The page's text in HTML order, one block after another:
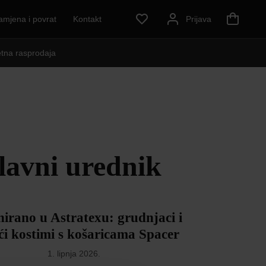
i povrat Kontakt Prijava
rasprodaja
urednik
u Astratexu: grudnjaci i
kostimi s košaricama Spacer
1. lipnja 2026.